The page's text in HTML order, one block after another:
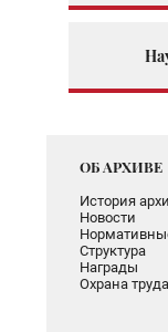
ОБ АРХИВЕ
История
Новости
Структура
Награды
Охрана труда